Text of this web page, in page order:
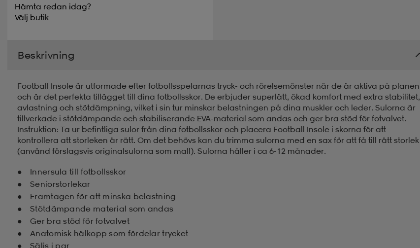
Hämta redan idag?
Välj butik
Beskrivning
Football Insole är utformade efter fotbollsspelarnas tryck- och rörelsemönster när de är aktiva på planen
och är det perfekta tillägget till dina fotbollsskor. De erbjuder superlätt, ökad komfort med extra stabilitet,
avlastning och stötdämpning, vilket i sin tur minskar belastningen på dina muskler och leder. Sulorna är
tillverkade i stötdämpande och stabiliserande EVA-material som andas och ger bra stöd för fotvalvet.
Instruktion: Ta ur befintliga sulor från dina fotbollsskor och placera Football Insole i skorna för att
kontrollera att storleken är rätt. Om det behövs kan du trimma sulorna med en sax för att få till rätt storlek
(använd förslagsvis originalsulorna som mall). Sulorna håller i ca 6-12 månader.
Innersula till fotbollsskor
Seniorstorlekar
Framtagen för att minska belastning
Stötdämpande material som andas
Ger bra stöd för fotvalvet
Anatomisk hälkopp som fördelar trycket
Säljs i par